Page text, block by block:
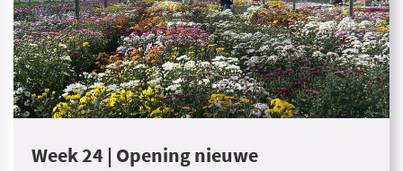
Week 24 | Opening nieuwe